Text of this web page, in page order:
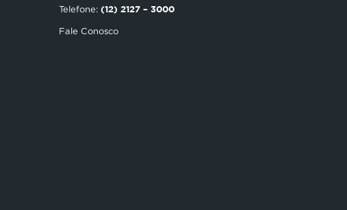
Telefone: (12) 2127 – 3000
Fale Conosco